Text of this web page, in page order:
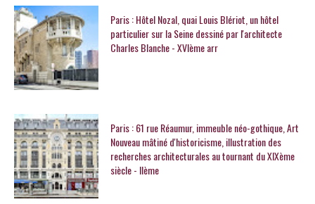
Paris : Hôtel Nozal, quai Louis Blériot, un hôtel
particulier sur la Seine dessiné par l'architecte
Charles Blanche - XVIème arr
Paris : 61 rue Réaumur, immeuble néo-gothique, Art
Nouveau mâtiné d'historicisme, illustration des
recherches architecturales au tournant du XIXème
siècle - IIème